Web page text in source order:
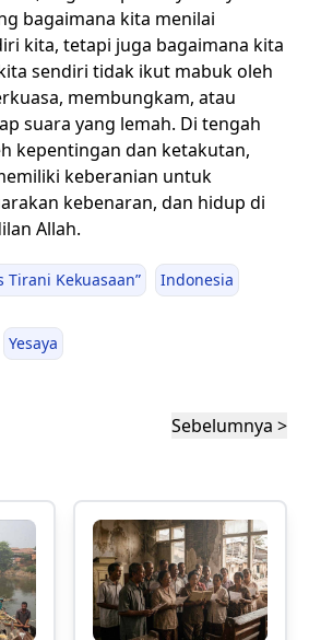
bagaimana kita menilai
kita, tetapi juga bagaimana kita
sendiri tidak ikut mabuk oleh
membungkam, atau
suara yang lemah. Di tengah
kepentingan dan ketakutan,
keberanian untuk
kebenaran, dan hidup di
Allah.
Tirani Kekuasaan” Indonesia
Yesaya
Sebelumnya >